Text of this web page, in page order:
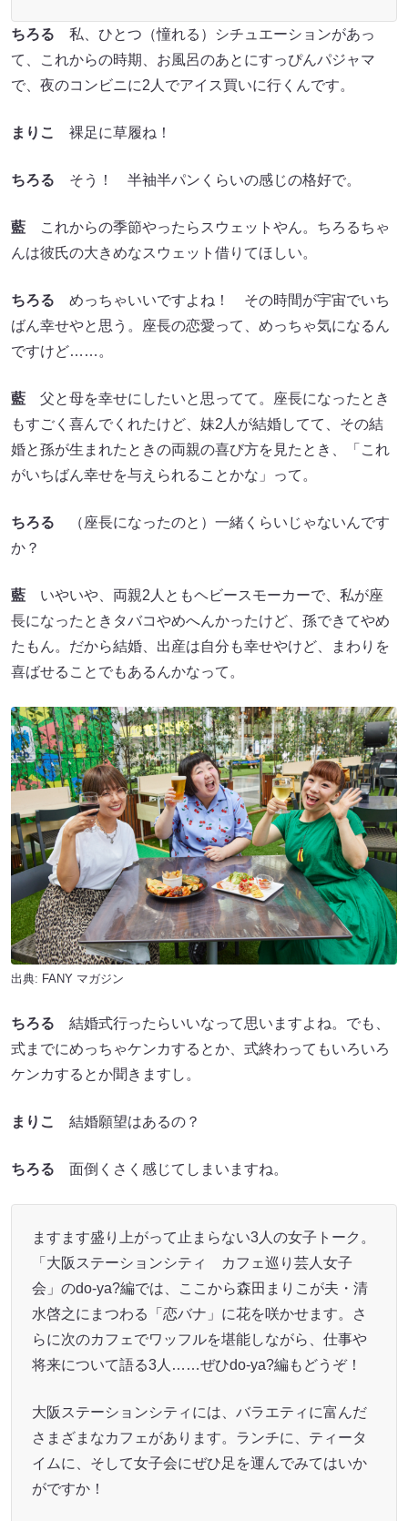
ちろる 私、ひとつ（憧れる）シチュエーションがあっ
て、これからの時期、お風呂のあとにすっぴんパジャマ
で、夜のコンビニに2人でアイス買いに行くんです。
まりこ 裸足に草履ね！
ちろる そう！ 半袖半パンくらいの感じの格好で。
藍 これからの季節やったらスウェットやん。ちろるちゃ
んは彼氏の大きめなスウェット借りてほしい。
ちろる めっちゃいいですよね！ その時間が宇宙でいち
ばん幸せやと思う。座長の恋愛って、めっちゃ気になるん
ですけど……。
藍 父と母を幸せにしたいと思ってて。座長になったとき
もすごく喜んでくれたけど、妹2人が結婚してて、その結
婚と孫が生まれたときの両親の喜び方を見たとき、「これ
がいちばん幸せを与えられることかな」って。
ちろる （座長になったのと）一緒くらいじゃないんです
か？
藍 いやいや、両親2人ともヘビースモーカーで、私が座
長になったときタバコやめへんかったけど、孫できてやめ
たもん。だから結婚、出産は自分も幸せやけど、まわりを
喜ばせることでもあるんかなって。
出典: FANY マガジン
ちろる 結婚式行ったらいいなって思いますよね。でも、
式までにめっちゃケンカするとか、式終わってもいろいろ
ケンカするとか聞きますし。
まりこ 結婚願望はあるの？
ちろる 面倒くさく感じてしまいますね。
ますます盛り上がって止まらない3人の女子トーク。
「大阪ステーションシティ カフェ巡り芸人女子
会」のdo-ya?編では、ここから森田まりこが夫・清
水啓之にまつわる「恋バナ」に花を咲かせます。さ
らに次のカフェでワッフルを堪能しながら、仕事や
将来について語る3人……ぜひdo-ya?編もどうぞ！
大阪ステーションシティには、バラエティに富んだ
さまざまなカフェがあります。ランチに、ティータ
イムに、そして女子会にぜひ足を運んでみてはいか
がですか！